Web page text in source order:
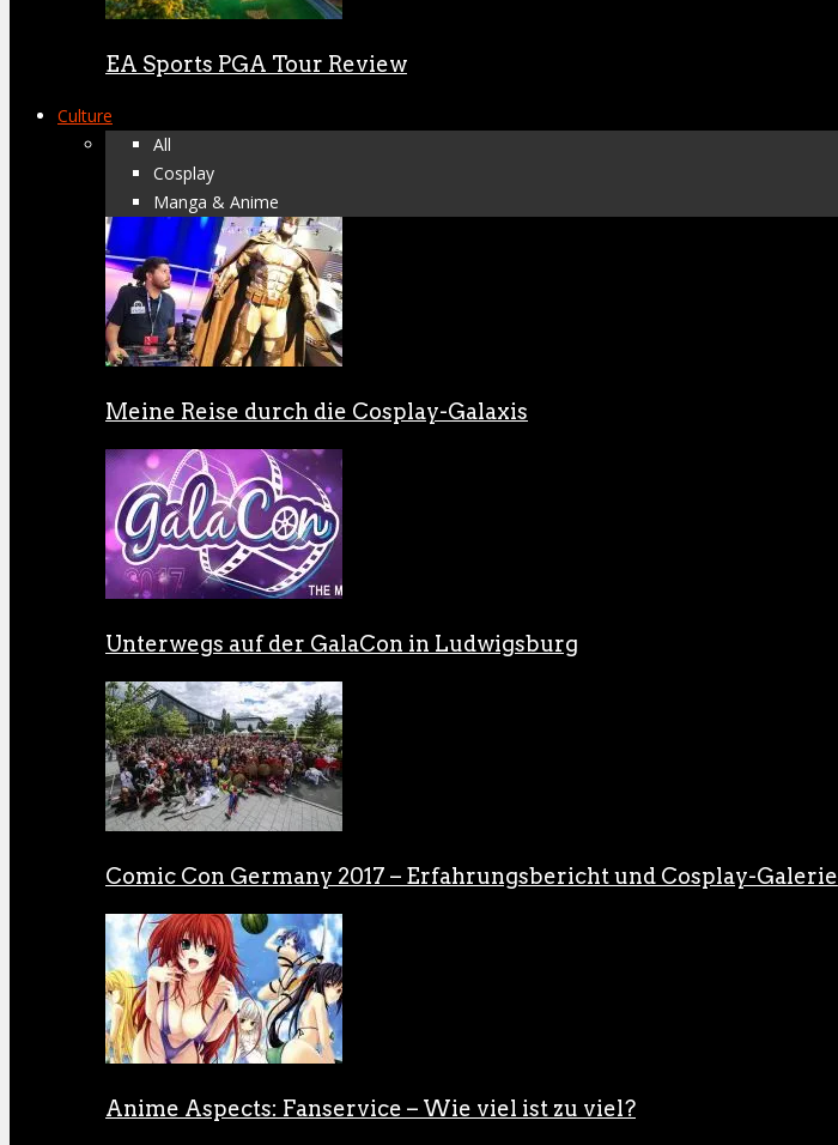
EA Sports PGA Tour Review
Culture
All
Cosplay
Manga & Anime
Meine Reise durch die Cosplay-Galaxis
Unterwegs auf der GalaCon in Ludwigsburg
Comic Con Germany 2017 – Erfahrungsbericht und Cosplay-Galerie
Anime Aspects: Fanservice – Wie viel ist zu viel?